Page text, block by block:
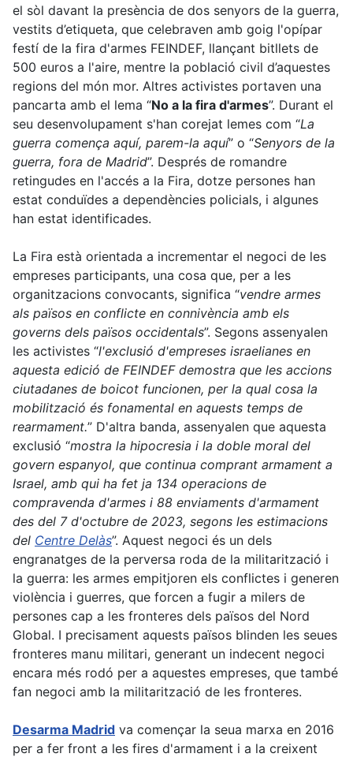
el sòl davant la presència de dos senyors de la guerra,
vestits d’etiqueta, que celebraven amb goig l'opípar
festí de la fira d'armes FEINDEF, llançant bitllets de
500 euros a l'aire, mentre la població civil d’aquestes
regions del món mor. Altres activistes portaven una
pancarta amb el lema “No a la fira d'armes”. Durant el
seu desenvolupament s'han corejat lemes com “La
guerra comença aquí, parem-la aquí” o “Senyors de la
guerra, fora de Madrid”. Després de romandre
retingudes en l'accés a la Fira, dotze persones han
estat conduïdes a dependències policials, i algunes
han estat identificades.
La Fira està orientada a incrementar el negoci de les
empreses participants, una cosa que, per a les
organitzacions convocants, significa “vendre armes
als països en conflicte en connivència amb els
governs dels països occidentals”. Segons assenyalen
les activistes “l'exclusió d'empreses israelianes en
aquesta edició de FEINDEF demostra que les accions
ciutadanes de boicot funcionen, per la qual cosa la
mobilització és fonamental en aquests temps de
rearmament.” D'altra banda, assenyalen que aquesta
exclusió “mostra la hipocresia i la doble moral del
govern espanyol, que continua comprant armament a
Israel, amb qui ha fet ja 134 operacions de
compravenda d'armes i 88 enviaments d'armament
des del 7 d'octubre de 2023, segons les estimacions
del Centre Delàs”. Aquest negoci és un dels
engranatges de la perversa roda de la militarització i
la guerra: les armes empitjoren els conflictes i generen
violència i guerres, que forcen a fugir a milers de
persones cap a les fronteres dels països del Nord
Global. I precisament aquests països blinden les seues
fronteres manu militari, generant un indecent negoci
encara més rodó per a aquestes empreses, que també
fan negoci amb la militarització de les fronteres.
Desarma Madrid va començar la seua marxa en 2016
per a fer front a les fires d'armament i a la creixent